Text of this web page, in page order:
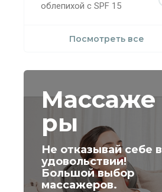
облепихой с SPF 15
Посмотреть все
Массаже
ры
Не отказывай себе в
удовольствии!
Большой выбор
массажеров.